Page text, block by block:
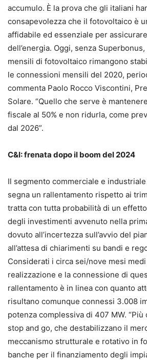
accumulo. È la prova che gli italiani
consapevolezza che il fotovoltaico è
affidabile ed essenziale per
dell’energia. Oggi, senza
mensili di fotovoltaico rimangono
le connessioni mensili del 2020,
commenta Paolo Rocco Viscontini,
Solare. “Quello che serve è
fiscale al 50% e non ridurla, come
dal 2026”.
C&I: frenata dopo il boom del 2024
Il segmento commerciale e industriale
segna un rallentamento rispetto ai
tratta con tutta probabilità di un
degli investimenti avvenuto nella
dovuto all’incertezza sull’avvio del
all’attesa di chiarimenti su bandi e
Considerati i circa sei/nove mesi
realizzazione e la connessione di
rallentamento è in linea con quanto
risultano comunque connessi 3.008
potenza complessiva di 407 MW. “Più
stop and go, che destabilizzano il
meccanismo strutturale e rotativo in
banche per il finanziamento degli